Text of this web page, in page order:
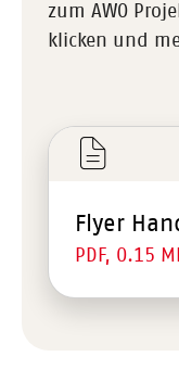
zum AWO
klicken und
Flyer
PDF, 0.15